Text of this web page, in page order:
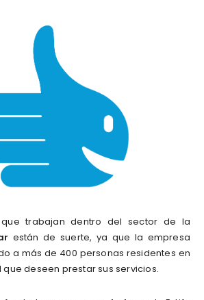
que trabajan dentro del sector de la
están de suerte, ya que la empresa
a más de 400 personas residentes en
deseen prestar sus servicios.